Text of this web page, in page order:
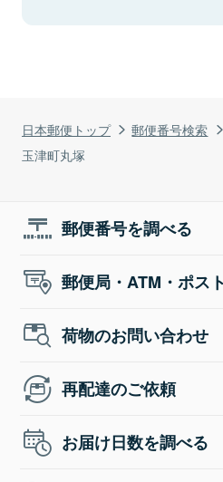
日本郵便トップ 郵便番号検索
玉津町丸塚
郵便番号を調べる
郵便局・ATM・ポス
荷物のお問い合わせ
再配達のご依頼
お届け日数を調べる